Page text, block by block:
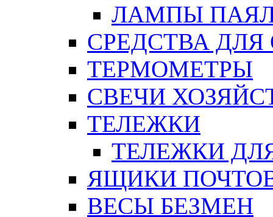
ЛАМПЫ
СРЕДСТВА
ТЕРМОМЕТРЫ
СВЕЧИ
ТЕЛЕЖКИ
ТЕЛЕЖКИ
ЯЩИКИ
ВЕСЫ БЕЗМЕН